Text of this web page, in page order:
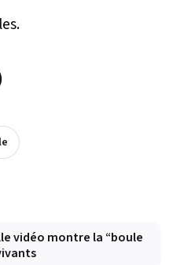
vidéo montre la “boule